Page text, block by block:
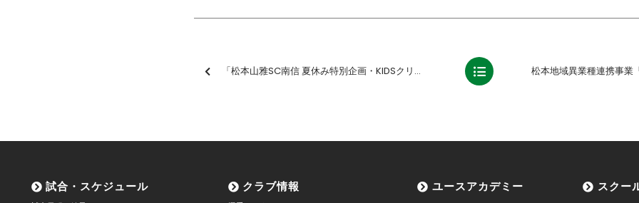
「松本山雅SC南信 夏休み特別企画・KIDSクリニック&小学生ゲームクラス」を開催しました【報告】
試合・スケジュール クラブ情報 ユースアカデミー スクー